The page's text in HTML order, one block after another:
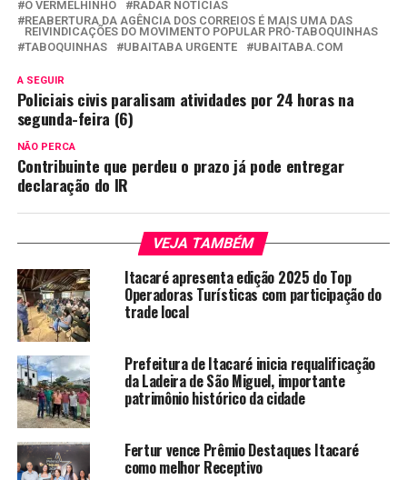
O VERMELHINHO
RADAR NOTÍCIAS
REABERTURA DA AGÊNCIA DOS CORREIOS É MAIS UMA DAS
REIVINDICAÇÕES DO MOVIMENTO POPULAR PRÓ-TABOQUINHAS
TABOQUINHAS
UBAITABA URGENTE UBAITABA.COM
A SEGUIR
Policiais civis paralisam atividades por 24 horas na
segunda-feira (6)
NÃO PERCA
Contribuinte que perdeu o prazo já pode entregar
declaração do IR
VEJA TAMBÉM
Itacaré apresenta edição 2025 do Top
Operadoras Turísticas com participação do
trade local
Prefeitura de Itacaré inicia requalificação
da Ladeira de São Miguel, importante
patrimônio histórico da cidade
Fertur vence Prêmio Destaques Itacaré
como melhor Receptivo